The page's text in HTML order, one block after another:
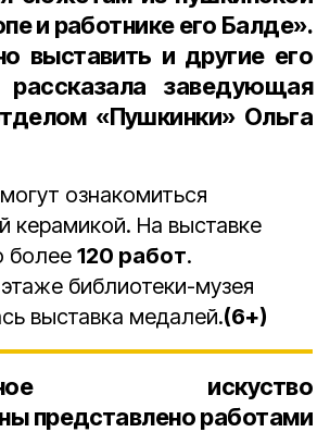
и работнике его Балде».
выставить и другие его
заведующая
«Пушкинки» Ольга
ознакомиться
керамикой. На выставке
более 120 работ.
библиотеки-музея
выставка медалей.(6+)
искуство
представлено работами